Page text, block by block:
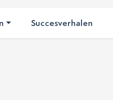
Succesverhalen